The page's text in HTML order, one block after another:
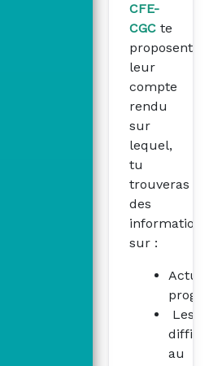
CFE-
CGC te
proposent
leur
compte
rendu
sur
lequel,
tu
trouveras
des
informations
sur :
Les
au